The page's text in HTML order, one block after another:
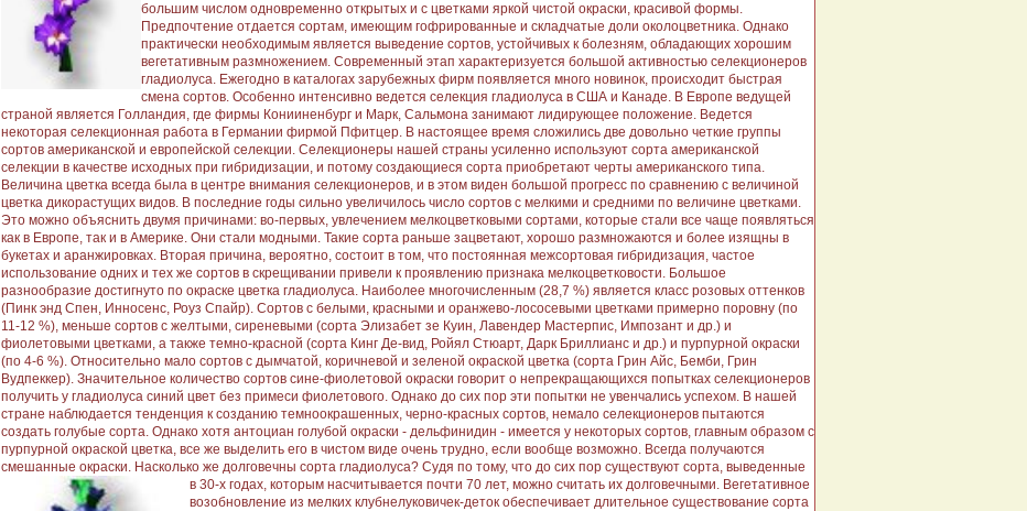
большим числом одновременно открытых и с цветками яркой чистой окраски, красивой формы.
Предпочтение отдается сортам, имеющим гофрированные и складчатые доли околоцветника. Однако
практически необходимым является выведение сортов, устойчивых к болезням, обладающих хорошим
вегетативным размножением. Современный этап характеризуется большой активностью селекционеров
гладиолуса. Ежегодно в каталогах зарубежных фирм появляется много новинок, происходит быстрая
смена сортов. Особенно интенсивно ведется селекция гладиолуса в США и Канаде. В Европе ведущей
страной является Голландия, где фирмы Конииненбург и Марк, Сальмона занимают лидирующее положение. Ведется
некоторая селекционная работа в Германии фирмой Пфитцер. В настоящее время сложились две довольно четкие группы
сортов американской и европейской селекции. Селекционеры нашей страны усиленно используют сорта американской
селекции в качестве исходных при гибридизации, и потому создающиеся сорта приобретают черты американского типа.
Величина цветка всегда была в центре внимания селекционеров, и в этом виден большой прогресс по сравнению с величиной
цветка дикорастущих видов. В последние годы сильно увеличилось число сортов с мелкими и средними по величине цветками.
Это можно объяснить двумя причинами: во-первых, увлечением мелкоцветковыми сортами, которые стали все чаще появляться
как в Европе, так и в Америке. Они стали модными. Такие сорта раньше зацветают, хорошо размножаются и более изящны в
букетах и аранжировках. Вторая причина, вероятно, состоит в том, что постоянная межсортовая гибридизация, частое
использование одних и тех же сортов в скрещивании привели к проявлению признака мелкоцветковости. Большое
разнообразие достигнуто по окраске цветка гладиолуса. Наиболее многочисленным (28,7 %) является класс розовых оттенков
(Пинк энд Спен, Инносенс, Роуз Спайр). Сортов с белыми, красными и оранжево-лососевыми цветками примерно поровну (по
11-12 %), меньше сортов с желтыми, сиреневыми (сорта Элизабет зе Куин, Лавендер Мастерпис, Импозант и др.) и
фиолетовыми цветками, а также темно-красной (сорта Кинг Де-вид, Ройял Стюарт, Дарк Бриллианс и др.) и пурпурной окраски
(по 4-6 %). Относительно мало сортов с дымчатой, коричневой и зеленой окраской цветка (сорта Грин Айс, Бемби, Грин
Вудпеккер). Значительное количество сортов сине-фиолетовой окраски говорит о непрекращающихся попытках селекционеров
получить у гладиолуса синий цвет без примеси фиолетового. Однако до сих пор эти попытки не увенчались успехом. В нашей
стране наблюдается тенденция к созданию темноокрашенных, черно-красных сортов, немало селекционеров пытаются
создать голубые сорта. Однако хотя антоциан голубой окраски - дельфинидин - имеется у некоторых сортов, главным образом с
пурпурной окраской цветка, все же выделить его в чистом виде очень трудно, если вообще возможно. Всегда получаются
смешанные окраски. Насколько же долговечны сорта гладиолуса? Судя по тому, что до сих пор существуют сорта, выведенные
в 30-х годах, которым насчитывается почти 70 лет, можно считать их долговечными. Вегетативное
возобновление из мелких клубнелуковичек-деток обеспечивает длительное существование сорта